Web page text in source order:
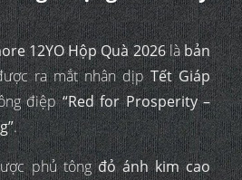
12YO Hộp Quà 2026làbản
ra mắt nhân dịpTết Giáp
điệp“Red for Prosperity –
.
phủ tôngđỏ ánh kim cao